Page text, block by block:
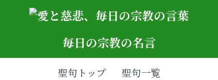
毎日の宗教の名言
聖句トップ 聖句一覧